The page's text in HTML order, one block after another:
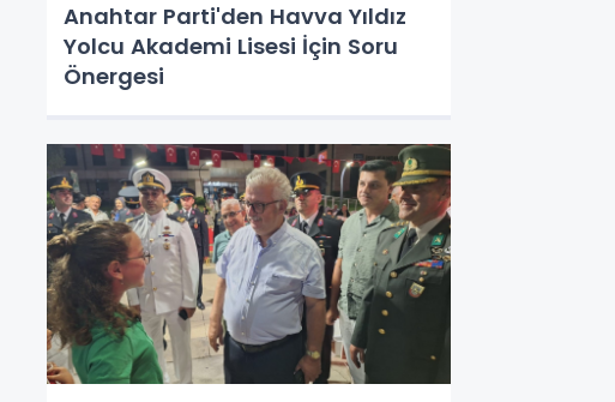
Anahtar Parti'den Havva Yıldız
Yolcu Akademi Lisesi İçin Soru
Önergesi